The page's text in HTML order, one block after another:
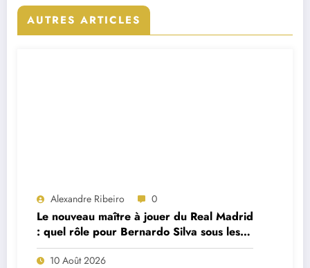
AUTRES ARTICLES
Alexandre Ribeiro 0
Le nouveau maître à jouer du Real Madrid
: quel rôle pour Bernardo Silva sous les
ordres de José Mourinho ?
10 Août 2026